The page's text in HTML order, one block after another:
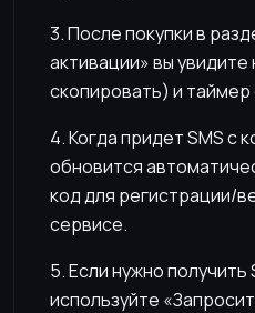
3. После покупки в
активации» вы
скопировать) и
4. Когда придет SMS с
обновится
код для регистрации/
сервисе.
5. Если нужно
используйте